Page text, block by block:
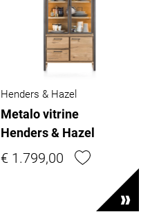
Henders & Hazel
Metalo vitrine
Henders & Hazel
€ 1.799,00